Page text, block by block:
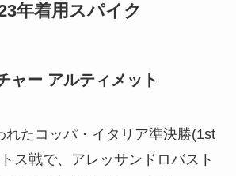
年着用スパイク
ャー アルティメット
れたコッパ・イタリア準決勝(1st
ス戦で、アレッサンドロバスト